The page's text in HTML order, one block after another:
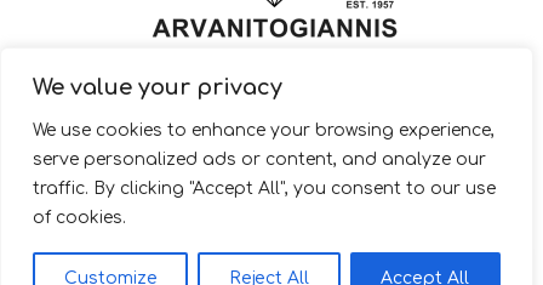
We value your privacy
We use cookies to enhance your browsing experience,
serve personalized ads or content, and analyze our
traffic. By clicking "Accept All", you consent to our use
of cookies.
Customize Reject All Accept All
© 2022 ARVANITOGIANNIS – Jewelry Design & Manufacturing |
JewelryShop.gr
EL